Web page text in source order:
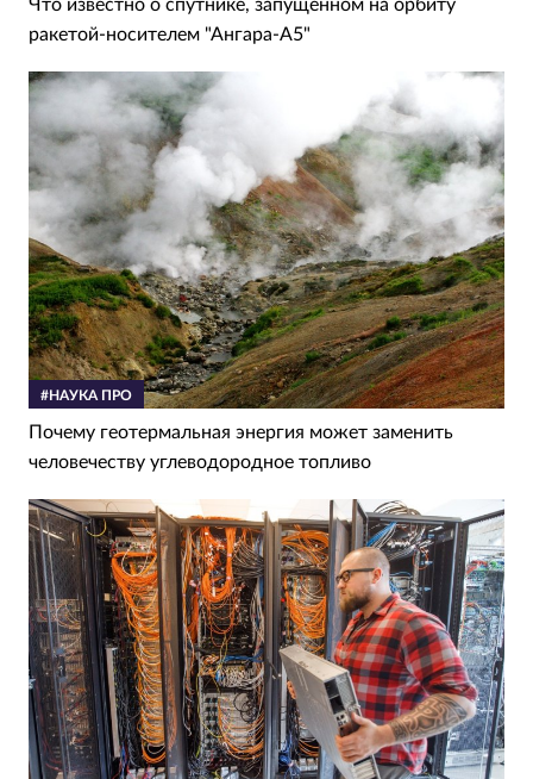
Что известно о спутнике, запущенном на орбиту
ракетой-носителем "Ангара-А5"
#НАУКА ПРО
Почему геотермальная энергия может заменить
человечеству углеводородное топливо